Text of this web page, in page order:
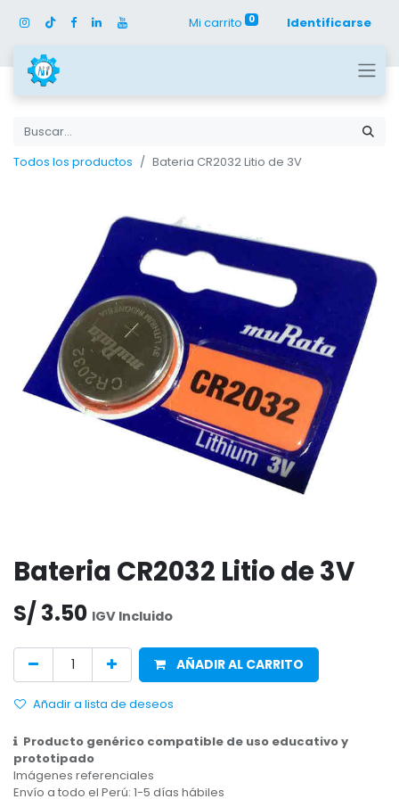
Mi carrito 0 Identificarse
Todos los productos Bateria CR2032 Litio de 3V
Bateria CR2032 Litio de 3V
S/ 3.50 IGV Incluido
AÑADIR AL CARRITO
Añadir a lista de deseos
Producto genérico compatible de uso educativo y
prototipado
Imágenes referenciales
Envío a todo el Perú: 1-5 días hábiles